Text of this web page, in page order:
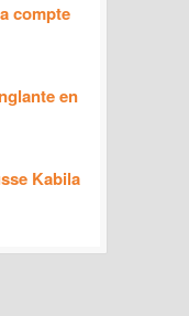
compte
en
Kabila